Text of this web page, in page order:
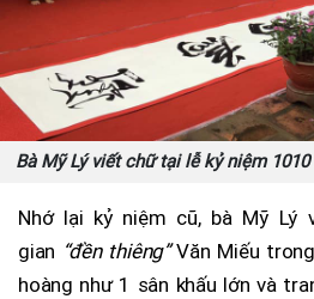
Bà Mỹ Lý viết chữ tại lễ kỷ niệm
Nhớ lại kỷ niệm cũ, bà Mỹ Lý
gian “đền thiêng”Văn Miếu
hoàng như 1 sân khấu lớn và